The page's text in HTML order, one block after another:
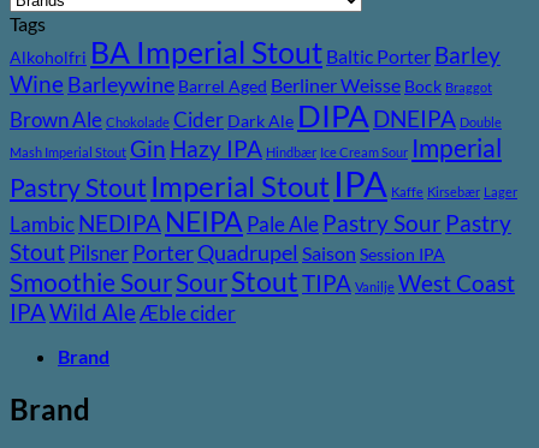
Tags
Alkoholfri BA Imperial Stout Baltic Porter Barley
Wine Barleywine Barrel Aged Berliner Weisse Bock Braggot
Brown Ale Chokolade Cider Dark Ale DIPA DNEIPA Double
Mash Imperial Stout Gin Hazy IPA Hindbær Ice Cream Sour Imperial
Pastry Stout Imperial Stout IPA Kaffe Kirsebær Lager
LambicNEDIPA NEIPA Pale Ale Pastry Sour Pastry
StoutPilsnerPorterQuadrupel Saison Session IPA
Smoothie SourSourStoutTIPA Vanilje West Coast
IPAWild AleÆble cider
Brand
Brand